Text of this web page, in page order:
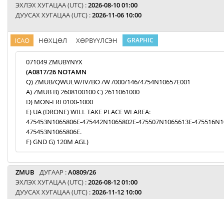
ЭХЛЭХ ХУГАЦАА (UTC) :2026-08-10 01:00
ДУУСАХ ХУГАЦАА (UTC) :2026-11-06 10:00
ICAO НӨХЦӨЛ ХӨРВҮҮЛСЭН GRAPHIC
071049 ZMUBYNYX
(A0817/26 NOTAMN
Q) ZMUB/QWULW/IV/BO /W /000/146/4754N10657E001
A) ZMUB B) 2608100100 C) 2611061000
D) MON-FRI 0100-1000
E) UA (DRONE) WILL TAKE PLACE WI AREA:
475453N1065806E-475442N1065802E-475507N1065613E-
475453N1065806E.
F) GND G) 120M AGL)
ZMUB ДУГААР :A0809/26
ЭХЛЭХ ХУГАЦАА (UTC) :2026-08-12 01:00
ДУУСАХ ХУГАЦАА (UTC) :2026-11-12 10:00